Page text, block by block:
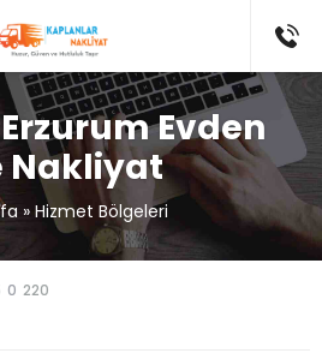
Evden
Nakliyat
» Hizmet Bölgeleri
0 220